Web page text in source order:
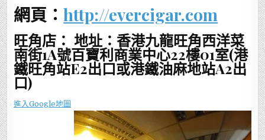
網頁：http://evercigar.com
旺角店： 地址：香港九龍旺角西洋菜
南街1A號百寶利商業中心22樓01室(港
鐵旺角站E2出口或港鐵油麻地站A2出
口)
進入Google地圖